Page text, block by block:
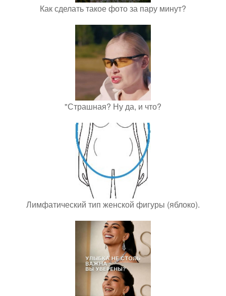
Как сделать такое фото за пару минут?
"Страшная? Ну да, и что?
Лимфатический тип женской фигуры (яблоко).